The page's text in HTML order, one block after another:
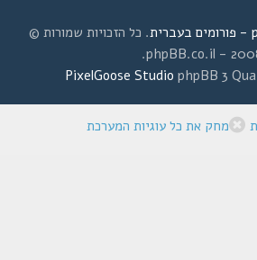
. כל הזכויות שמורות ©
phpBB
PixelGoose Studio
מחק את כל עוגיות המערכת